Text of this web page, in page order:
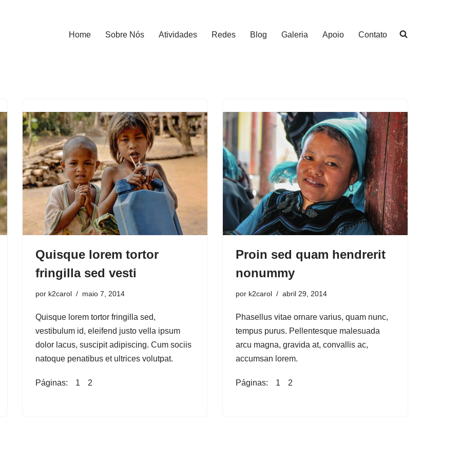
Home Sobre Nós Atividades Redes Blog Galeria Apoio Contato
Quisque lorem tortor
fringilla sed vesti
por k2carol maio 7, 2014
Quisque lorem tortor fringilla sed,
vestibulum id, eleifend justo vella ipsum
dolor lacus, suscipit adipiscing. Cum sociis
natoque penatibus et ultrices volutpat.
Páginas: 1 2
Proin sed quam hendrerit
nonummy
por k2carol abril 29, 2014
Phasellus vitae ornare varius, quam nunc,
tempus purus. Pellentesque malesuada
arcu magna, gravida at, convallis ac,
accumsan lorem.
Páginas: 1 2